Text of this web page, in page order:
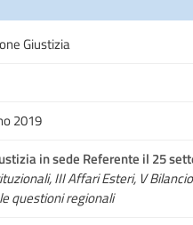
Giustizia
2019
in sede Referente il 25
III Affari Esteri, V
questioni regionali